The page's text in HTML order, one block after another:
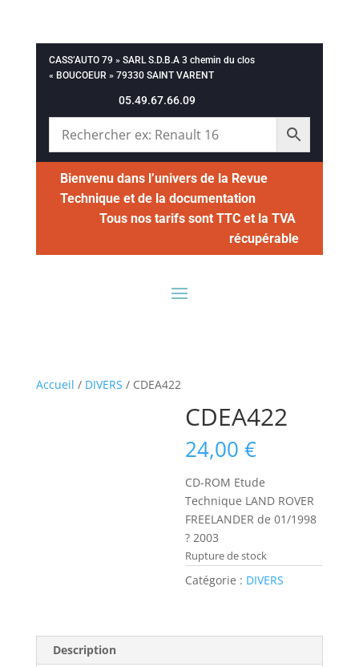
CASS’AUTO 79 » SARL S.D.B.A 3 chemin du clos
« BOUCOEUR » 79330 SAINT VARENT
05.49.67.66.09
Bienvenu dans l’univers de la Revue
Technique et de la documentation
Tous nos tarifs sont TTC et la TVA
récupérable
Accueil / DIVERS / CDEA422
CDEA422
24,00€
CD-ROM Etude
Technique LAND ROVER
FREELANDER de 01/1998
? 2003
Rupture de stock
Catégorie : DIVERS
Description